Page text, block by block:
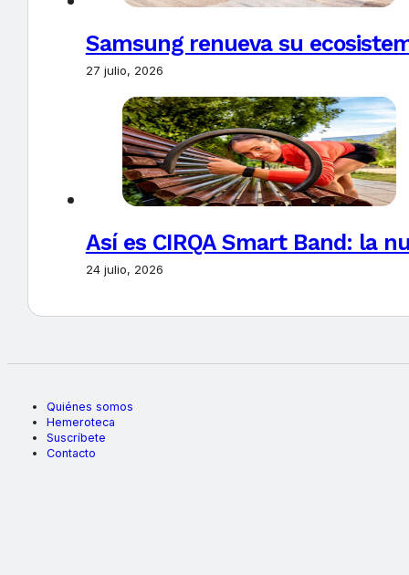
Samsung renueva su
27 julio, 2026
Así es CIRQA Smart Band: la
24 julio, 2026
Quiénes somos
Hemeroteca
Suscríbete
Contacto